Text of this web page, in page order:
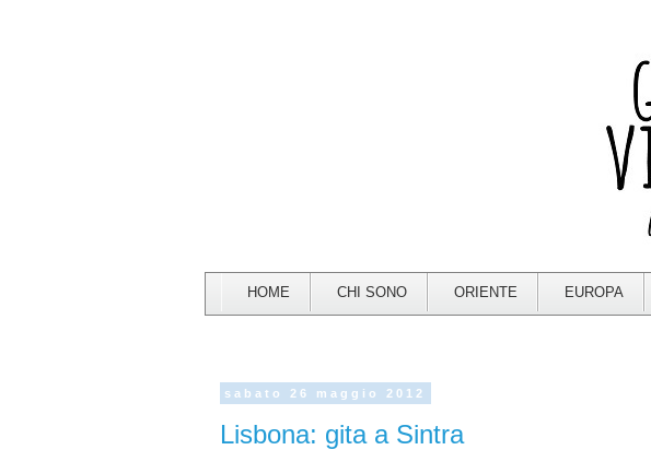
HOME CHI SONO ORIENTE EUROPA
sabato 26 maggio 2012
Lisbona: gita a Sintra